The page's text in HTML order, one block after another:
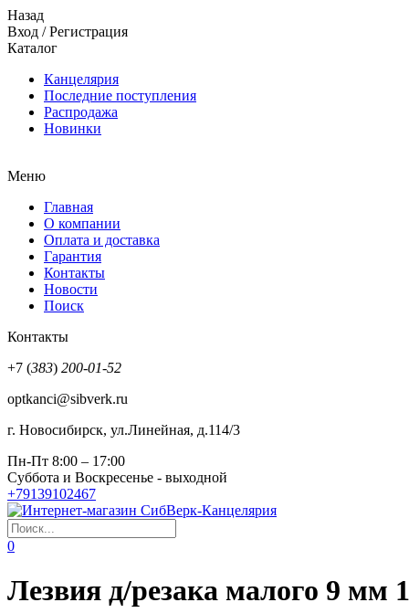
Назад
Вход /Регистрация
Каталог
Канцелярия
Последние поступления
Распродажа
Новинки
Меню
Главная
О компании
Оплата и доставка
Гарантия
Контакты
Новости
Поиск
Контакты
+7 (383) 200-01-52
optkanci@sibverk.ru
г. Новосибирск, ул.Линейная, д.114/3
Пн-Пт 8:00 – 17:00
Суббота и Воскресенье - выходной
+79139102467
0
Лезвия д/резака малого 9 мм